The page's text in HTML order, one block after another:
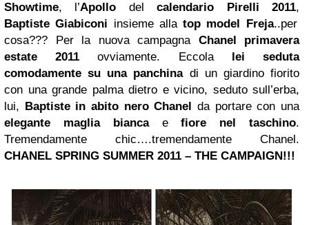
Showtime, l’Apollo del calendario Pirelli 2011,
Baptiste Giabiconi insieme allatop model Freja..per
cosa??? Per la nuova campagna Chanel primavera
estate 2011ovviamente. Eccola
lei seduta
comodamente su una panchinadi un giardino fiorito
con una grande palma dietro e vicino, seduto sull’erba,
lui,
Baptiste in abito nero Chanelda portare con una
elegante maglia bianca efiore nel taschino.
Tremendamente chic….tremendamente Chanel.
CHANEL SPRING SUMMER 2011 – THE CAMPAIGN!!!